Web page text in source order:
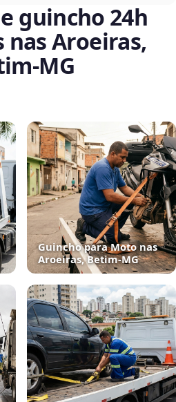
guincho 24h
nas Aroeiras,
Guincho para Moto nas
Aroeiras, Betim‑MG